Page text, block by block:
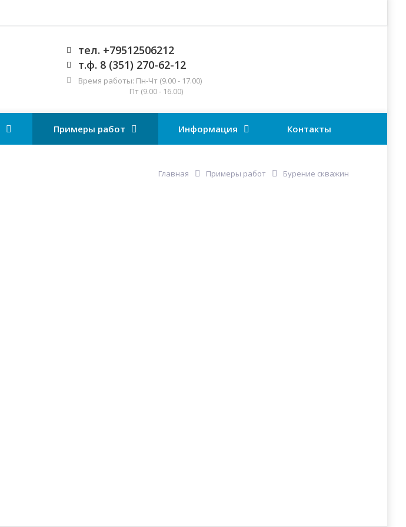
тел. +79512506212
т.ф. 8 (351) 270-62-12
Время работы: Пн-Чт (9.00 - 17.00)
Пт (9.00 - 16.00)
Примеры работ Информация Контакты
Главная Примеры работ Бурение скважин